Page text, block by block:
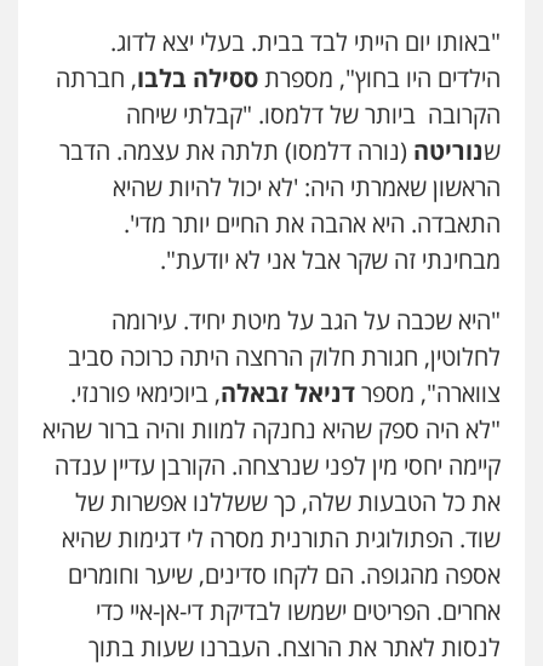
"באותו יום הייתי לבד בבית. בעלי יצא לדוג.
הילדים היו בחוץ", מספרתססילה בלבו, חברתה
הקרובה ביותר של דלמסו. "קבלתי שיחה
שנוריטה (נורה דלמסו) תלתה את עצמה. הדבר
הראשון שאמרתי היה: 'לא יכול להיות שהיא
התאבדה. היא אהבה את החיים יותר מדי'.
מבחינתי זה שקר אבל אני לא יודעת".
"היא שכבה על הגב על מיטת יחיד. עירומה
לחלוטין, חגורת חלוק הרחצה היתה כרוכה סביב
צווארה", מספרדניאל זבאלה, ביוכימאי פורנזי.
"לא היה ספק שהיא נחנקה למוות והיה ברור שהיא
קיימה יחסי מין לפני שנרצחה. הקורבן עדיין ענדה
את כל הטבעות שלה, כך ששללנו אפשרות של
שוד. הפתולוגית התורנית מסרה לי דגימות שהיא
אספה מהגופה. הם לקחו סדינים, שיער וחומרים
אחרים. הפריטים ישמשו לבדיקת די-אן-איי כדי
לנסות לאתר את הרוצח. העברנו שעות בתוך